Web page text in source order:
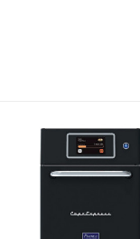
Подпись к товару
220 В; 1 уровень;
противень - GN